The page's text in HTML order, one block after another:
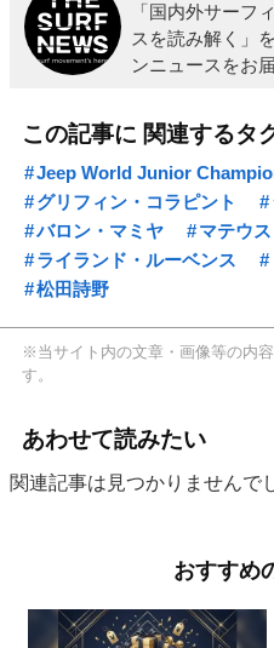
「国内外サーフ
スを読み解く」
ンニュースをお
この記事に 関連するタ
Jeep World Junior
グリフィン・コラピント
バロン・マミヤ
マテウ
ライランド・ルーベンス
松田詩野
※当サイト内の文章・画像等の内
す。
あわせて読みたい
関連記事は見つかりませんで
おすすめ